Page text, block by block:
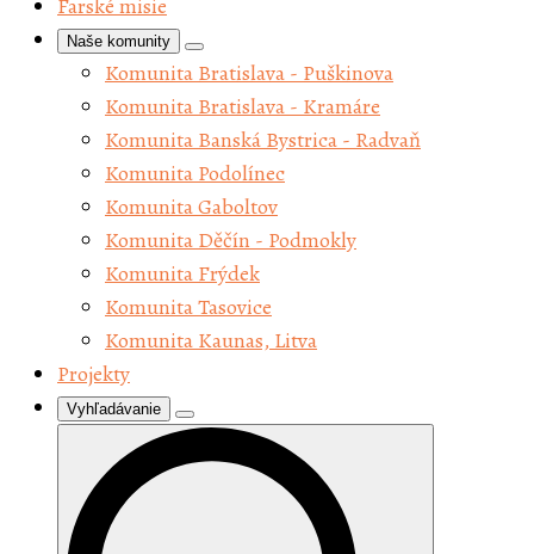
Naše komunity
Komunita Bratislava - Puškinova
Komunita Bratislava - Kramáre
Komunita Banská Bystrica - Radvaň
Komunita Podolínec
Komunita Gaboltov
Komunita Děčín - Podmokly
Komunita Frýdek
Komunita Tasovice
Komunita Kaunas, Litva
Projekty
Vyhľadávanie